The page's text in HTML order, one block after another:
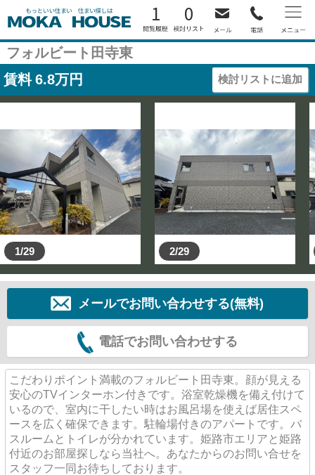
1 0
フォルビート田寺東
賃料 6.8万円 検討リストに追加
1/29 2/29
メールでお問い合わせする(無料)
電話でお問い合わせする
こだわりポイント満載のフォルビート田寺東。顔が見える
安心のTVインターホン付きです。浴室乾燥機を備え付けて
いるので、室内に干したい時はお風呂場を使えば居住スペ
ースを広く確保できます。駐輪場付きのアパートです。バ
スルームとトイレが分かれています。姫路市エリアと姫路
付近のお部屋探しなら当社へ。あなたからのお問い合せを
スタッフ一同お待ちしております。